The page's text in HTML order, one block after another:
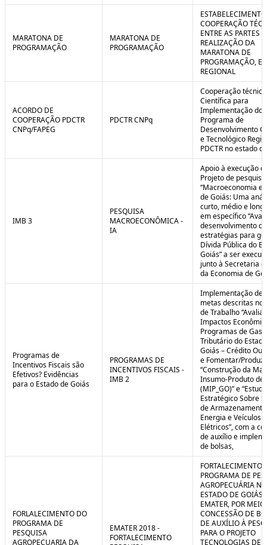
MARATONA DE
PROGRAMAÇÃO
MARATONA DE
PROGRAMAÇÃO
COOPERAÇÃO
ENTRE AS PARTES
REALIZAÇÃO DA
MARATONA DE
PROGRAMAÇÃO,
REGIONAL
ACORDO DE
COOPERAÇÃO PDCTR
CNPq/FAPEG
PDCTR CNPq
Cooperação
Científica para
Implementação do
Programa de
Desenvolvimento
e Tecnológico
PDCTR no estado
IMB 3
PESQUISA
MACROECONÔMICA -
IA
Apoio à execução
Projeto de pesquisa
“Macroeconomia e
de Goiás: Uma
curto, médio e
em específico
desenvolvimento de
estratégias para
Dívida Pública do
Goiás” a ser
junto à Secretaria
da Economia de
Programas de
Incentivos Fiscais são
Efetivos? Evidências
para o Estado de Goiás
PROGRAMAS DE
INCENTIVOS FISCAIS -
IMB 2
Implementação de
metas descritas
de Trabalho
Impactos
Programas de
Tributário do
Goiás – Crédito
e Fomentar/
“Construção da
Insumo-Produto de
(MIP_GO)” e “Estudo
Estratégico Sobre
de
Energia e Veículos
Elétricos”, com a
de auxílio e
de bolsas,
FORLALECIMENTO DO
PROGRAMA DE
PESQUISA
AGROPECUARIA DA
EMATER 2018 -
FORTALECIMENTO
FORTALECIMENTO
PROGRAMA DE
AGROPECUÁRIA NO
ESTADO DE GOIÁS
EMATER, POR
CONCESSÃO DE
DE AUXÍLIO À
PARA O PROJETO
TECNOLOGIAS DE